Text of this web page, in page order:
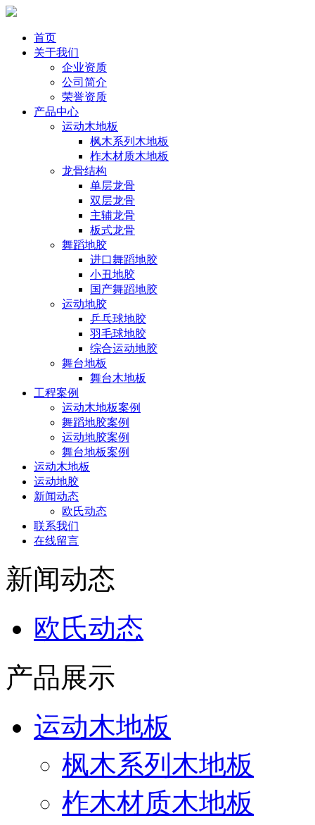
首页
关于我们
企业资质
公司简介
荣誉资质
产品中心
运动木地板
枫木系列木地板
柞木材质木地板
龙骨结构
单层龙骨
双层龙骨
主辅龙骨
板式龙骨
舞蹈地胶
进口舞蹈地胶
小丑地胶
国产舞蹈地胶
运动地胶
乒乓球地胶
羽毛球地胶
综合运动地胶
舞台地板
舞台木地板
工程案例
运动木地板案例
舞蹈地胶案例
运动地胶案例
舞台地板案例
运动木地板
运动地胶
新闻动态
欧氏动态
联系我们
在线留言
新闻动态
欧氏动态
产品展示
运动木地板
枫木系列木地板
柞木材质木地板